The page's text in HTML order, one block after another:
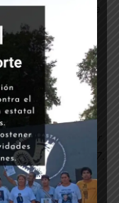
riesgo que
modo alguno
condiciones de
informes
y se
de la Ciudad por
creación en 2017
a prisión
de Cristian